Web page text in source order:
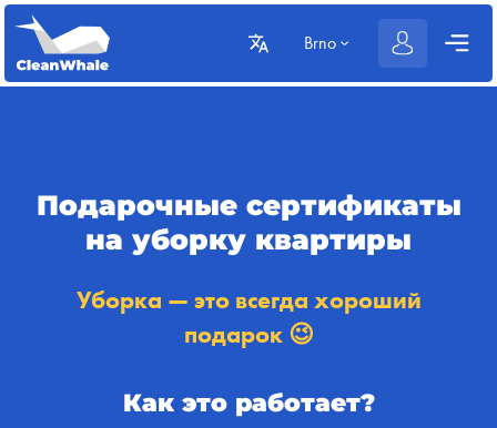
Brno
Подарочные сертификаты
на уборку квартиры
Уборка — это всегда хороший
подарок 😉
Как это работает?